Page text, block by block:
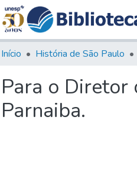
Início História de São Paulo
Para o Diretor
Parnaiba.